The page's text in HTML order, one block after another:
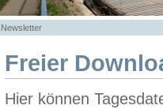
Newsletter
Freier
Hier können